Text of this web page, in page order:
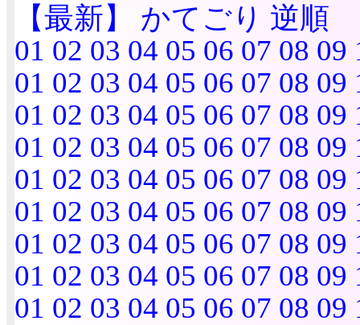
【最新】 かてごり 逆順
01 02 03 04 05 06 07 08 09
01 02 03 04 05 06 07 08 09
01 02 03 04 05 06 07 08 09
01 02 03 04 05 06 07 08 09
01 02 03 04 05 06 07 08 09
01 02 03 04 05 06 07 08 09
01 02 03 04 05 06 07 08 09
01 02 03 04 05 06 07 08 09
01 02 03 04 05 06 07 08 09